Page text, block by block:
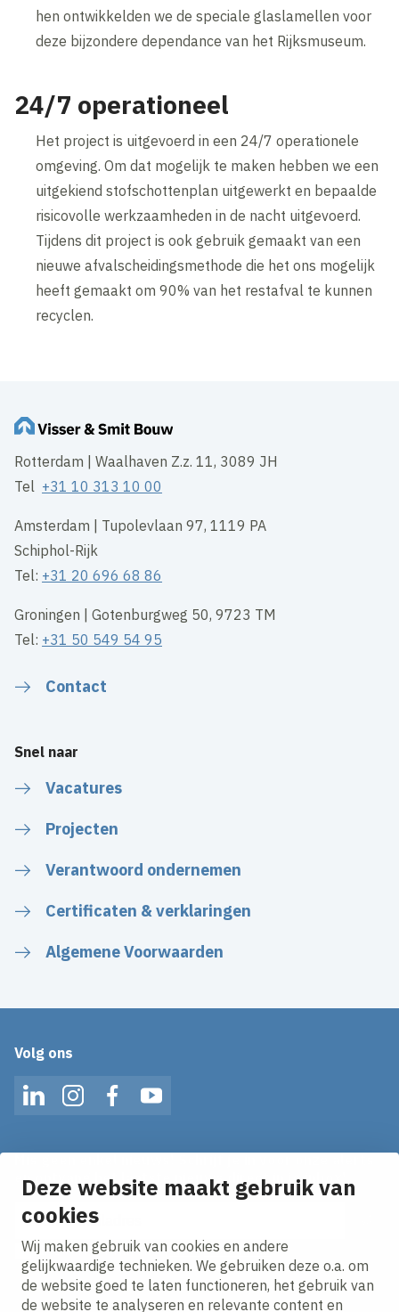
Deze website maakt gebruik van
cookies
Wij maken gebruik van cookies en andere
gelijkwaardige technieken. We gebruiken deze o.a. om
de website goed te laten functioneren, het gebruik van
de website te analyseren en relevante content en
hen ontwikkelden we de speciale glaslamellen voor
deze bijzondere dependance van het Rijksmuseum.
24/7 operationeel
Het project is uitgevoerd in een 24/7 operationele
omgeving. Om dat mogelijk te maken hebben we een
uitgekiend stofschottenplan uitgewerkt en bepaalde
risicovolle werkzaamheden in de nacht uitgevoerd.
Tijdens dit project is ook gebruik gemaakt van een
nieuwe afvalscheidingsmethode die het ons mogelijk
heeft gemaakt om 90% van het restafval te kunnen
recyclen.
Rotterdam | Waalhaven Z.z. 11, 3089 JH
Tel +31 10 313 10 00
Amsterdam | Tupolevlaan 97, 1119 PA
Schiphol-Rijk
Tel: +31 20 696 68 86
Groningen | Gotenburgweg 50, 9723 TM
Tel: +31 50 549 54 95
Contact
Snel naar
Vacatures
Projecten
Verantwoord ondernemen
Certificaten & verklaringen
Algemene Voorwaarden
Volg ons
LinkedInInstagramFacebookYouTube
en ontvang het laatste nieuws direct in je inbox!
E-mailadres
Ik ga akkoord met hetprivacy statement.